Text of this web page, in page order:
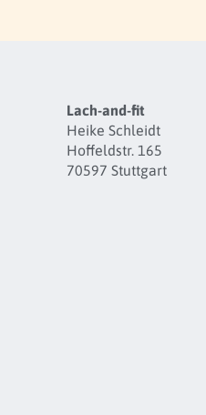
Lach-and-fit
Heike Schleidt
Hoffeldstr. 165
70597 Stuttgart